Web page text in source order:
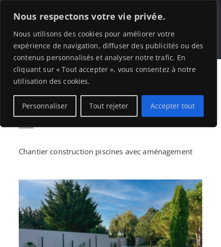
Nous respectons votre vie privée.
Nous utilisons des cookies pour améliorer votre
expérience de navigation, diffuser des publicités ou des
contenus personnalisés et analyser notre trafic. En
cliquant sur « Tout accepter », vous consentez à notre
utilisation des cookies.
Personnaliser Tout rejeter Accepter tout
Home
Construction Piscine
Rénovation Piscine
A propos de nous
Contact
Project Description
Chantier construction piscines avec aménagement